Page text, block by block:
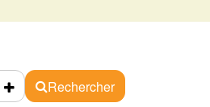
Rechercher